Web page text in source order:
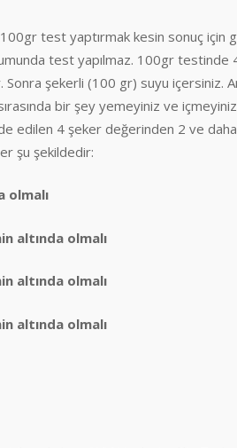
test yaptırmak kesin sonuç için
test yapılmaz. 100gr testinde 4
Sonra şekerli (100 gr) suyu içersiniz.
bir şey yemeyiniz ve
edilen 4 şeker değerinden 2 ve
şu şekildedir:
olmalı
olmalı
olmalı